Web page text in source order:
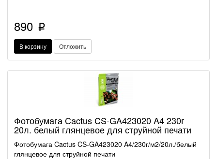
890 p
В корзину Отложить
Фотобумага Cactus CS-GA423020 A4 230г
20л. белый глянцевое для струйной печати
Фотобумага Cactus CS-GA423020 A4/230г/м2/20л./белый
глянцевое для струйной печати